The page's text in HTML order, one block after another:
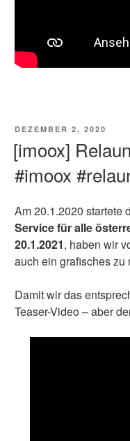
VERÖFFENTLICHT
DEZEMBER 2, 2020
[imoox]
#imoox
Am 20.1.2020 startete
Service für alle
20.1.2021, haben wir
auch ein grafisches zu
Damit wir das
Teaser-Video – aber